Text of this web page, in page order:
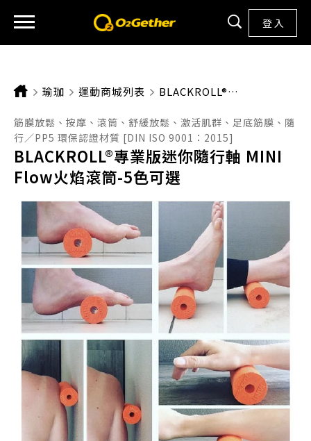
登 入
瑜珈 運動商城列表 CURRENT: BLACKROLL®專業版迷你隨行軸 MINI FLOW火焰滾筒-5色可選
筋膜放鬆、按摩、滾筒、舒緩放鬆、激活肌群、足底筋膜、隨
行／PP5 環保認證材質 [DIN ISO 9001：2015]
BLACKROLL®專業版迷你隨行軸 MINI
Flow火焰滾筒-5色可選